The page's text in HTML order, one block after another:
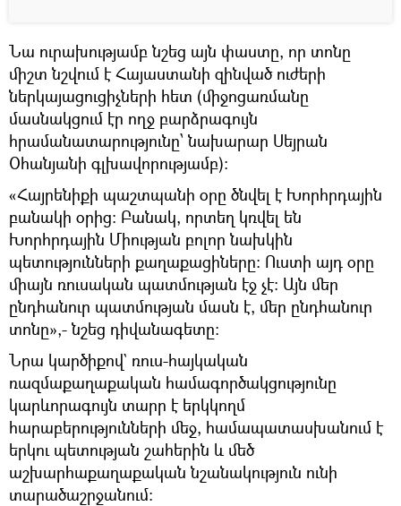
Նա ուրախությամբ նշեց այն փաստը, որ տոնը
միշտ նշվում է Հայաստանի զինված ուժերի
ներկայացուցիչների հետ (միջոցառմանը
մասնակցում էր ողջ բարձրագույն
հրամանատարությունը՝ նախարար Սեյրան
Օհանյանի գլխավորությամբ)։
«Հայրենիքի պաշտպանի օրը ծնվել է Խորհրդային
բանակի օրից։ Բանակ, որտեղ կռվել են
Խորհրդային Միության բոլոր նախկին
պետությունների քաղաքացիները։ Ուստի այդ օրը
միայն ռուսական պատմության էջ չէ։ Այն մեր
ընդհանուր պատմության մասն է, մեր ընդհանուր
տոնը»,- նշեց դիվանագետը։
Նրա կարծիքով` ռուս-հայկական
ռազմաքաղաքական համագործակցությունը
կարևորագույն տարր է երկկողմ
հարաբերությունների մեջ, համապատասխանում է
երկու պետության շահերին և մեծ
աշխարհաքաղաքական նշանակություն ունի
տարածաշրջանում։